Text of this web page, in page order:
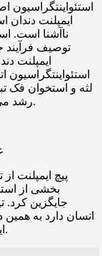
ایمپلنت دندان
ناآشنا است.
توصیف فرآیند
ایمپلنت
استئواینتگراسیون
لثه و استخوان فک
رشد می‌کنند و استحکام و ثبات بیشتری به آن می‌دهند.
پیچ ایمپلنت
بخشی از
جایگزین کرد.
انسان دارد به همین
این فلز برای ایجاد پایه ایمپلنت استفاده می شود.